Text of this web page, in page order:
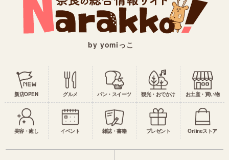
by yomiっこ
新店OPEN グルメ パン・スイーツ 観光・おでかけ お土産・買い物
美容・癒し イベント 雑誌・書籍 プレゼント Onlineストア